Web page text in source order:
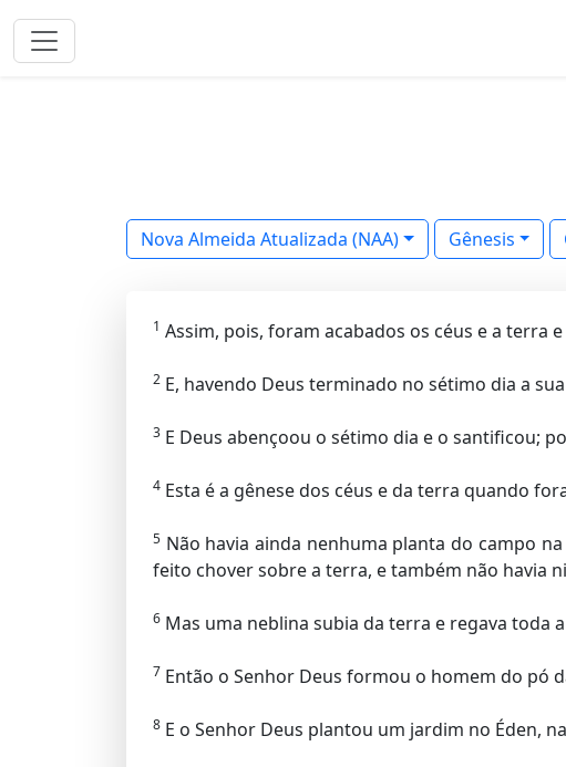
Nova Almeida Atualizada (NAA) Gênesis
1 Assim, pois, foram acabados os céus e a terra
2 E, havendo Deus terminado no sétimo dia a
3 E Deus abençoou o sétimo dia e o santificou;
4 Esta é a gênese dos céus e da terra quando
5 Não havia ainda nenhuma planta do campo
feito chover sobre a terra, e também não havia
6 Mas uma neblina subia da terra e regava toda
7 Então o Senhor Deus formou o homem do pó
8 E o Senhor Deus plantou um jardim no Éden,